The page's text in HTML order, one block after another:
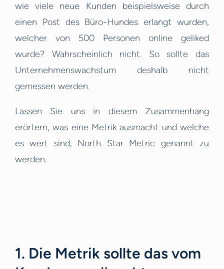
wie viele neue Kunden beispielsweise durch
einen Post des Büro-Hundes erlangt wurden,
welcher von 500 Personen online geliked
wurde? Wahrscheinlich nicht. So sollte das
Unternehmenswachstum deshalb nicht
gemessen werden.
Lassen Sie uns in diesem Zusammenhang
erörtern, was eine Metrik ausmacht und welche
es wert sind, North Star Metric genannt zu
werden.
1. Die Metrik sollte das vom